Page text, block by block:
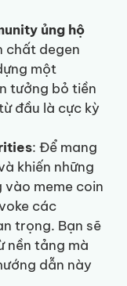
ủng hộ
chất degen
một
tưởng bỏ tiền
đầu là cực kỳ
: Để mang
khiến những
meme coin
các
trọng. Bạn sẽ
nền tảng mà
dẫn này